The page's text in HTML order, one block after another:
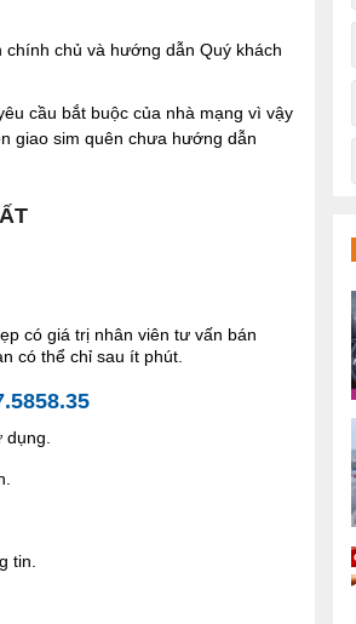
chủ và hướng dẫn Quý khách
cầu bắt buộc của nhà mạng vì vậy
giao sim quên chưa hướng dẫn
có giá trị nhân viên tư vấn bán
có thể chỉ sau ít phút.
tin.